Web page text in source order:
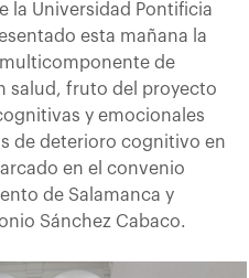
la Universidad Pontificia
esta mañana la
de
salud, fruto del proyecto
y emocionales
de deterioro cognitivo en
en el convenio
de Salamanca y
Sánchez Cabaco.